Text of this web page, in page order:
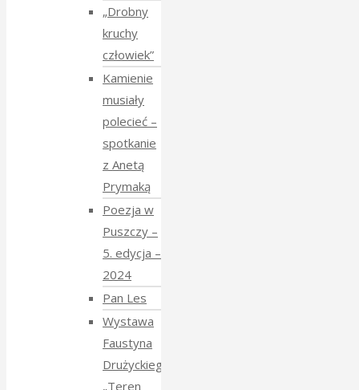
„Drobny
kruchy
człowiek”
Kamienie
musiały
polecieć –
spotkanie
z Anetą
Prymaką
Poezja w
Puszczy –
5. edycja –
2024
Pan Les
Wystawa
Faustyna
Drużyckiego
„Teren